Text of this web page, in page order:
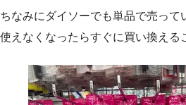
ちなみにダイソーでも単品で売って
使えなくなったらすぐに買い換える